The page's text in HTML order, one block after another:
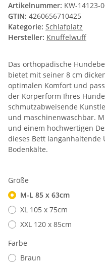
Artikelnummer: KW-14123-
GTIN: 4260656710425
Kategorie: Schlafplatz
Hersteller: Knuffelwuff
Das orthopädische
bietet mit seiner 8 cm
optimalen Komfort und
der Körperform Ihres
schmutzabweisende
und maschinenwaschbar.
und einem hochwertigen
dieses Bett langanhaltende
Bodenkälte.
Größe
M-L 85 x 63cm
XL 105 x 75cm
XXL 120 x 85cm
Farbe
Braun